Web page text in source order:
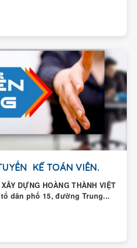
KẾ TOÁN VIÊN.
DỰNG HOÀNG THÀNH VIỆT
dân phố 15, đường Trung...